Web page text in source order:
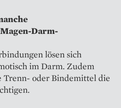
Darm-
lösen sich
im Darm. Zudem
Trenn- oder Bindemittel die